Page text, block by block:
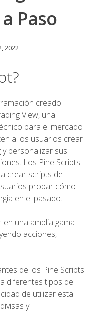
Paso
2022
creado
View, una
para el mercado
a los usuarios crear
personalizar sus
Los Pine Scripts
crear scripts de
probar cómo
en el pasado.
en una amplia gama
acciones,
de los Pine Scripts
diferentes tipos de
de utilizar esta
y